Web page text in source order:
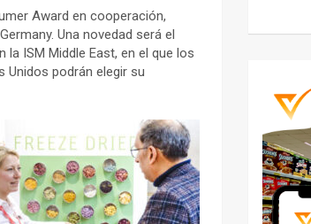
Award en cooperación,
Una novedad será el
ISM Middle East, en el que los
Unidos podrán elegir su